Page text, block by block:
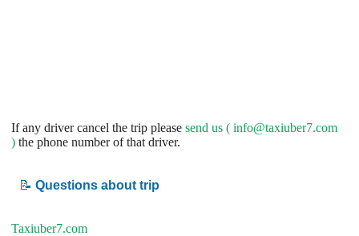
If any driver cancel the trip please send us ( info@taxiuber7.com
) the phone number of that driver.
📝 Questions about trip
Taxiuber7.com